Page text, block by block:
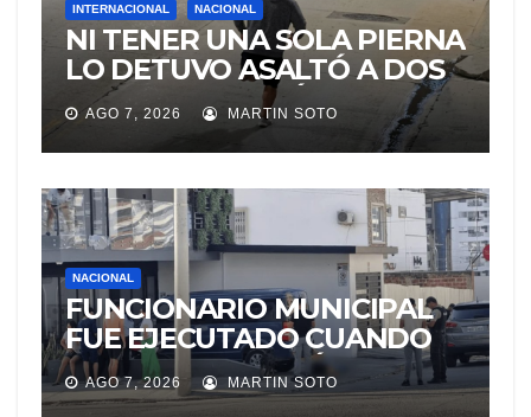
INTERNACIONAL NACIONAL
NI TENER UNA SOLA PIERNA
LO DETUVO ASALTÓ A DOS
MUJERES Y HUYÓ
BRINCANDO.
AGO 7, 2026 MARTIN SOTO
NACIONAL
FUNCIONARIO MUNICIPAL
FUE EJECUTADO CUANDO
IBA A UNA REUNIÓN DE
TRABAJO EN MANTA
AGO 7, 2026 MARTIN SOTO